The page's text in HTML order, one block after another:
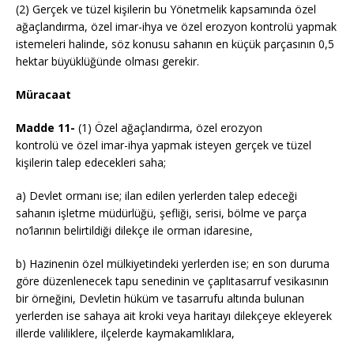
(2) Gerçek ve tüzel kişilerin bu Yönetmelik kapsamında özel
ağaçlandırma, özel imar-ihya ve özel erozyon kontrolü yapmak
istemeleri halinde, söz konusu sahanın en küçük parçasının 0,5
hektar büyüklüğünde olması gerekir.
Müracaat
Madde 11- (1) Özel ağaçlandırma, özel erozyon
kontrolü ve özel imar-ihya yapmak isteyen gerçek ve tüzel
kişilerin talep edecekleri saha;
a) Devlet ormanı ise; ilan edilen yerlerden talep edeceği
sahanın işletme müdürlüğü, şefliği, serisi, bölme ve parça
no’larının belirtildiği dilekçe ile orman idaresine,
b) Hazinenin özel mülkiyetindeki yerlerden ise; en son duruma
göre düzenlenecek tapu senedinin ve çaplıtasarruf vesikasının
bir örneğini, Devletin hüküm ve tasarrufu altında bulunan
yerlerden ise sahaya ait kroki veya haritayı dilekçeye ekleyerek
illerde valiliklere, ilçelerde kaymakamlıklara,